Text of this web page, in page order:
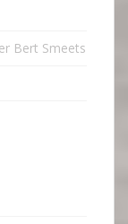
Bert Smeets